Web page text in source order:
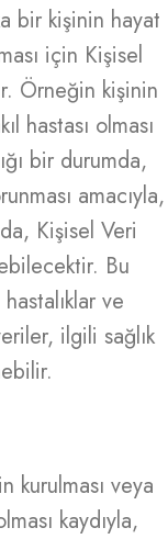
bir kişinin hayat
için Kişisel
Örneğin kişinin
hastası olması
bir durumda,
amacıyla,
Kişisel Veri
Bu
ve
ilgili sağlık
kurulması veya
kaydıyla,